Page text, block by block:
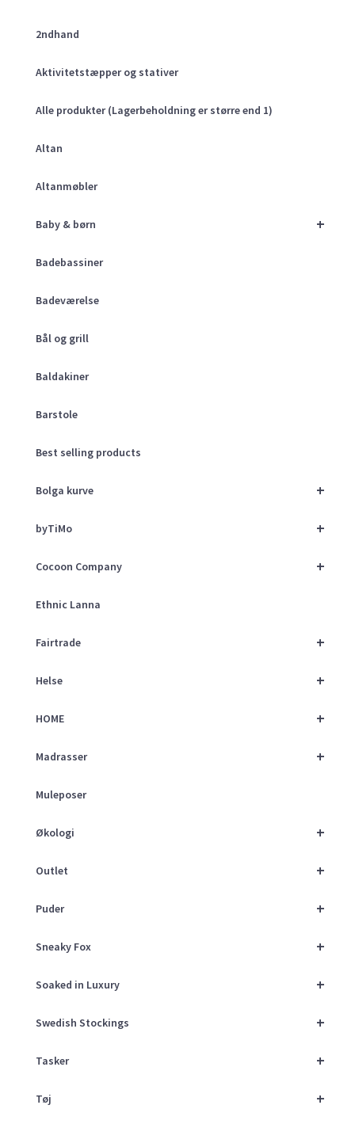
2ndhand
Aktivitetstæpper og stativer
Alle produkter (Lagerbeholdning er større end 1)
Altan
Altanmøbler
+
Baby & børn
Badebassiner
Badeværelse
Bål og grill
Baldakiner
Barstole
Best selling products
+
Bolga kurve
+
byTiMo
+
Cocoon Company
Ethnic Lanna
+
Fairtrade
+
Helse
+
HOME
+
Madrasser
Muleposer
+
Økologi
+
Outlet
+
Puder
+
Sneaky Fox
+
Soaked in Luxury
+
Swedish Stockings
+
Tasker
+
Tøj